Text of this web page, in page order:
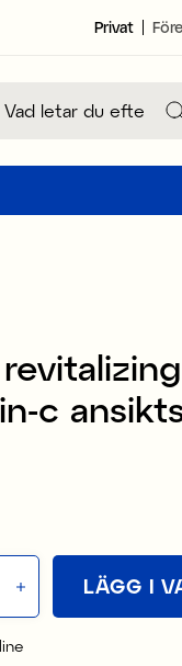
Privat
c
kr
LÄGG I